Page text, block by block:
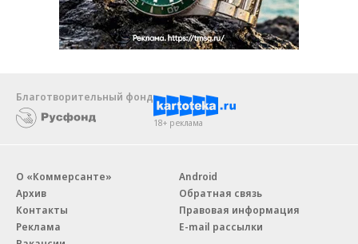
Благотворительный фонд
18+ реклама
О «Коммерсанте»
Архив
Контакты
Реклама
Android
Обратная связь
Правовая информация
E-mail рассылки